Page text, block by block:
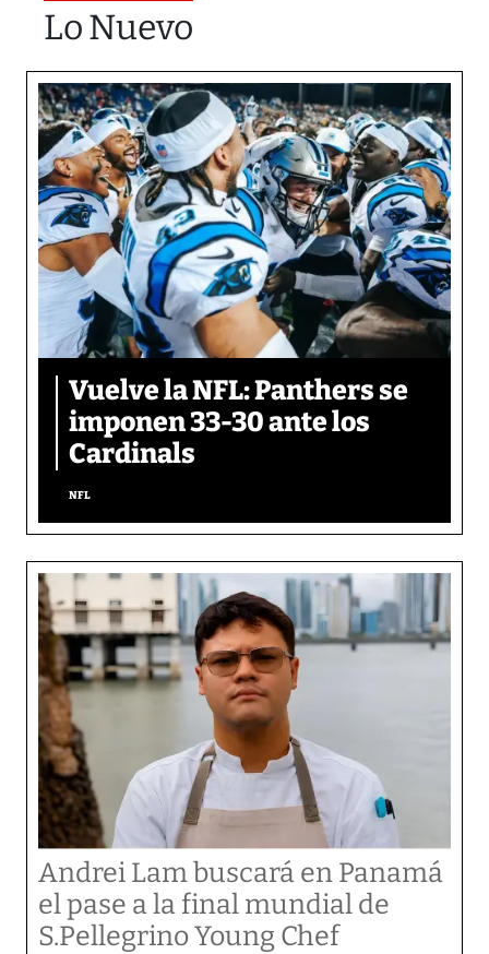
Lo Nuevo
Vuelve la NFL: Panthers se
imponen 33-30 ante los
Cardinals
NFL
Andrei Lam buscará en Panamá
el pase a la final mundial de
S.Pellegrino Young Chef